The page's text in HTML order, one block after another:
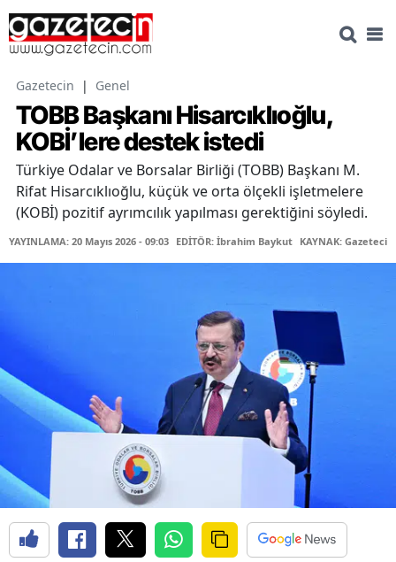
Gazetecin | Genel
TOBB Başkanı Hisarcıklıoğlu,
KOBİ’lere destek istedi
Türkiye Odalar ve Borsalar Birliği (TOBB) Başkanı M.
Rifat Hisarcıklıoğlu, küçük ve orta ölçekli işletmelere
(KOBİ) pozitif ayrımcılık yapılması gerektiğini söyledi.
YAYINLAMA: 20 Mayıs 2026 - 09:03 EDİTÖR: İbrahim Baykut KAYNAK: Gazetecin